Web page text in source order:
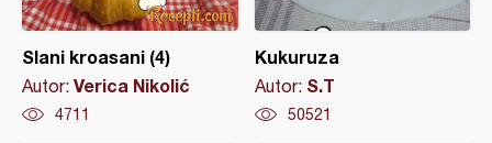
Slani kroasani (4)
Autor: Verica Nikolić
4711
Kukuruza
Autor: S.T
50521